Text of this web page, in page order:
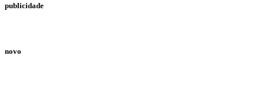
publicidade
novo